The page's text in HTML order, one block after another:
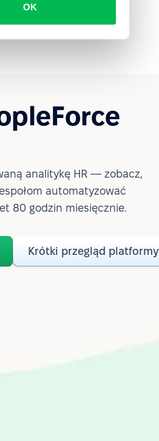
OK
analitykę HR — zobacz,
automatyzować
80 godzin miesięcznie.
Krótki przegląd platformy